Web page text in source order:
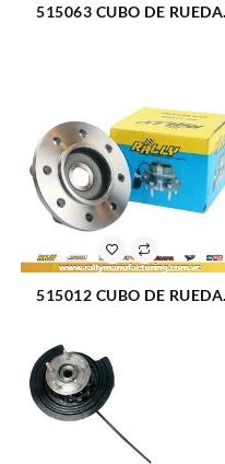
515063 CUBO DE RUEDA
515012 CUBO DE RUEDA
2500 PICKUP 94-99 (035)